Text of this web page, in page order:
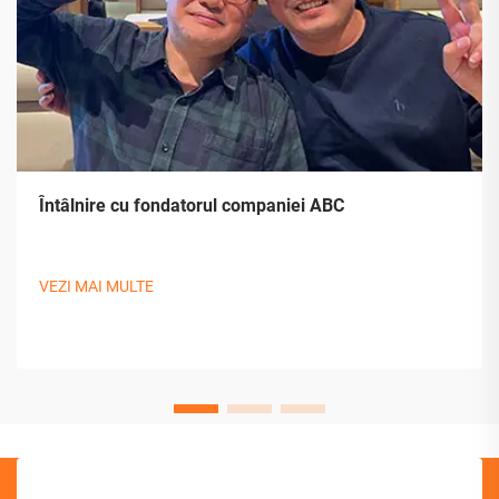
Întâlnire cu fondatorul companiei ABC
VEZI MAI MULTE